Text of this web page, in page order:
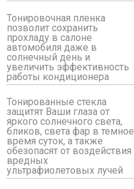
Тонировочная пленка
позволит сохранить
прохладу в салоне
автомобиля даже в
солнечный день и
увеличить эффективность
работы кондиционера
Тонированные стекла
защитят Ваши глаза от
яркого солнечного света,
бликов, света фар в темное
время суток, а также
обезопасят от воздействия
вредных
ультрафиолетовых лучей